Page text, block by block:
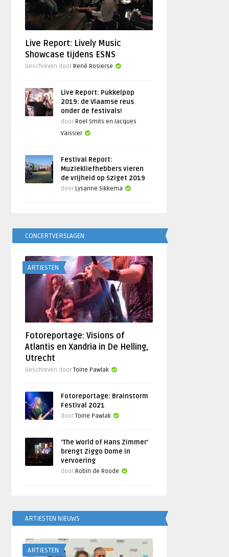
Live Report: Lively Music
Showcase tijdens ESNS
Geschreven door René Rosierse
Live Report: Pukkelpop
2019: de Vlaamse reus
onder de festivals!
door Roel Smits en Jacques
Vaissier
Festival Report:
Muziekliefhebbers vieren
de vrijheid op Sziget 2019
door Lysanne Sikkema
CONCERTVERSLAGEN
ARTIESTEN
Fotoreportage: Visions of
Atlantis en Xandria in De Helling,
Utrecht
Geschreven doorToine Pawlak
Fotoreportage: Brainstorm
Festival 2021
doorToine Pawlak
‘The World of Hans Zimmer’
brengt Ziggo Dome in
vervoering
door Robin de Roode
ARTIESTEN NIEUWS
ARTIESTEN